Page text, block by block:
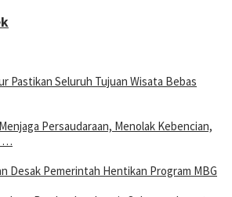
Pastikan Seluruh Tujuan Wisata Bebas
Persaudaraan, Menolak Kebencian,
…
Desak Pemerintah Hentikan Program MBG